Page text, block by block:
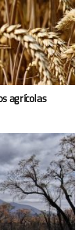
agrícolas